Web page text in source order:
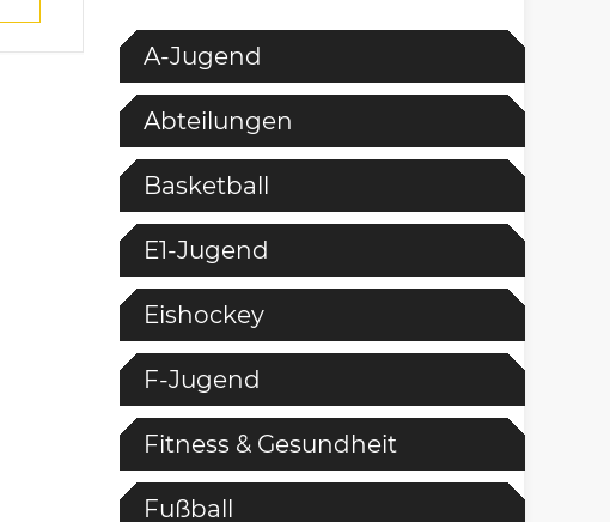
A-Jugend
Abteilungen
Basketball
E1-Jugend
Eishockey
F-Jugend
Fitness & Gesundheit
Fußball